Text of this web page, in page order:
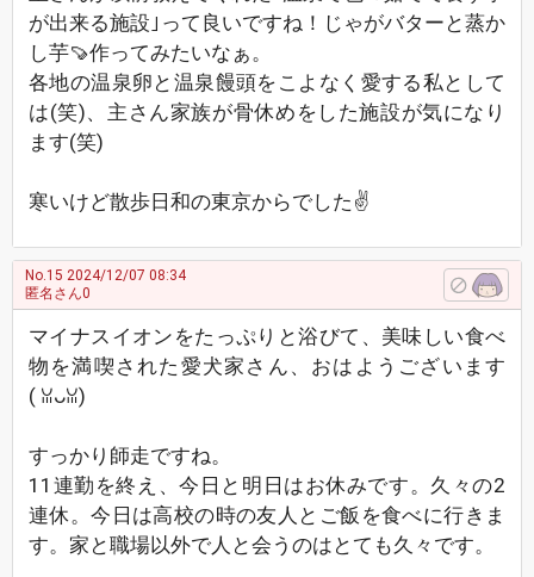
が出来る施設｣って良いですね！じゃがバターと蒸か
し芋🍠作ってみたいなぁ。
各地の温泉卵と温泉饅頭をこよなく愛する私として
は(笑)、主さん家族が骨休めをした施設が気になり
ます(笑)
寒いけど散歩日和の東京からでした✌
No.15 2024/12/07 08:34
匿名さん0
マイナスイオンをたっぷりと浴びて、美味しい食べ
物を満喫された愛犬家さん、おはようございます
(⁠ ⁠ꈍ⁠ᴗ⁠ꈍ⁠)
すっかり師走ですね。
11連勤を終え、今日と明日はお休みです。久々の2
連休。今日は高校の時の友人とご飯を食べに行きま
す。家と職場以外で人と会うのはとても久々です。